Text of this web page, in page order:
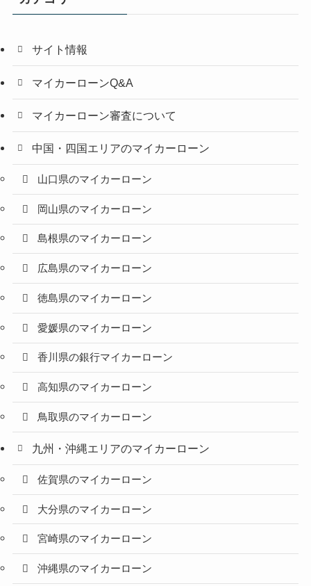
サイト情報
マイカーローンQ&A
マイカーローン審査について
中国・四国エリアのマイカーローン
山口県のマイカーローン
岡山県のマイカーローン
島根県のマイカーローン
広島県のマイカーローン
徳島県のマイカーローン
愛媛県のマイカーローン
香川県の銀行マイカーローン
高知県のマイカーローン
鳥取県のマイカーローン
九州・沖縄エリアのマイカーローン
佐賀県のマイカーローン
大分県のマイカーローン
宮崎県のマイカーローン
沖縄県のマイカーローン